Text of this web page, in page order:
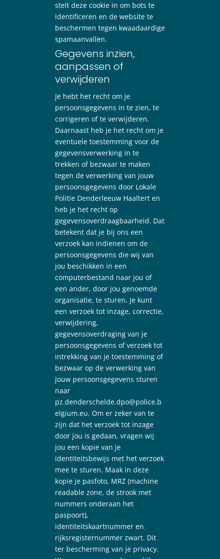
stelt deze cookie in om bots te
identificeren en de website te
beschermen tegen kwaadaardige
spamaanvallen.
Gegevens inzien,
aanpassen of
verwijderen
Je hebt het recht om je
persoonsgegevens in te zien, te
corrigeren of te verwijderen.
Daarnaast heb je het recht om je
eventuele toestemming voor de
gegevensverwerking in te
trekken of bezwaar te maken
tegen de verwerking van jouw
persoonsgegevens door Lokale
Politie Denderleeuw Haaltert en
heb je het recht op
gegevensoverdraagbaarheid. Dat
betekent dat je bij ons een
verzoek kan indienen om de
persoonsgegevens die wij van
jou beschikken in een
computerbestand naar jou of
een ander, door jou genoemde
organisatie, te sturen. Je kunt
een verzoek tot inzage, correctie,
verwijdering,
gegevensoverdraging van je
persoonsgegevens of verzoek tot
intrekking van je toestemming of
bezwaar op de verwerking van
jouw persoonsgegevens sturen
naar
pz.denderschelde.dpo@police.b
elgium.eu. Om er zeker van te
zijn dat het verzoek tot inzage
door jou is gedaan, vragen wij
jou een kopie van je
identiteitsbewijs met het verzoek
mee te sturen. Maak in deze
kopie je pasfoto, MRZ (machine
readable zone, de strook met
nummers onderaan het
paspoort),
identiteitskaartnummer en
rijksregisternummer zwart. Dit
ter bescherming van je privacy.